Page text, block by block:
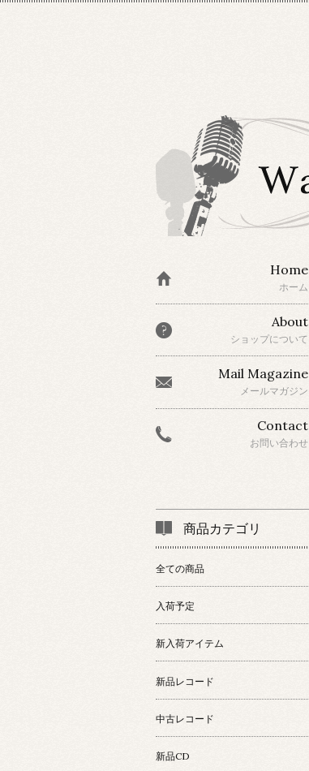
Home
ホーム
About
ショップについて
Mail Magazine
メールマガジン
Contact
お問い合わせ
商品カテゴリ
全ての商品
入荷予定
新入荷アイテム
新品レコード
中古レコード
新品CD